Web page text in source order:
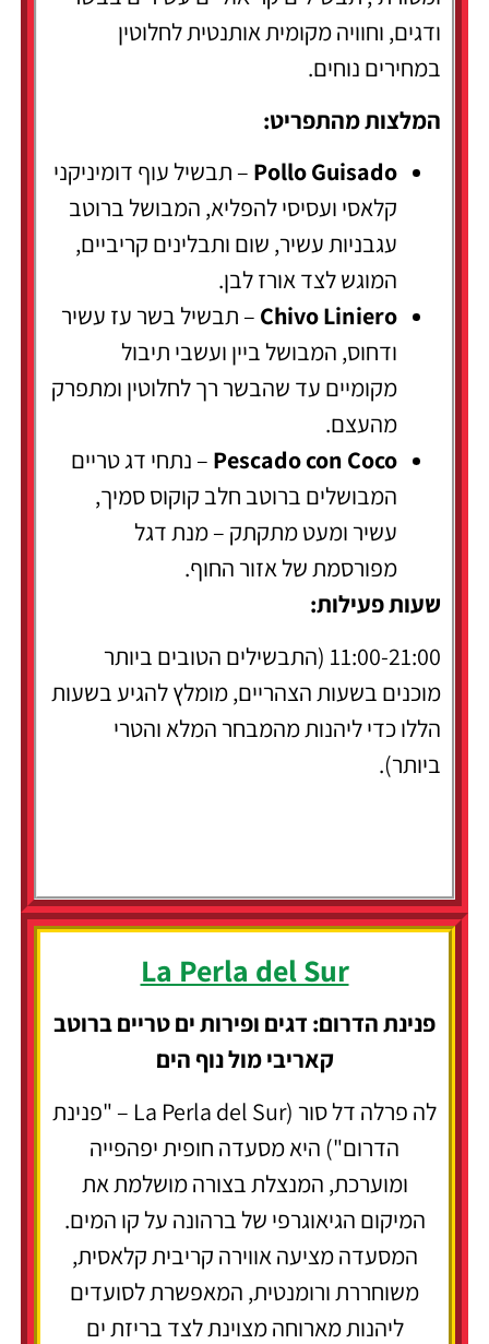
ודגים, וחוויה מקומית אותנטית לחלוטין
במחירים נוחים.
המלצות מהתפריט:
Pollo Guisado – תבשיל עוף דומיניקני
קלאסי ועסיסי להפליא, המבושל ברוטב
עגבניות עשיר, שום ותבלינים קריביים,
המוגש לצד אורז לבן.
Chivo Liniero – תבשיל בשר עז עשיר
ודחוס, המבושל ביין ועשבי תיבול
מקומיים עד שהבשר רך לחלוטין ומתפרק
מהעצם.
Pescado con Coco – נתחי דג טריים
המבושלים ברוטב חלב קוקוס סמיך,
עשיר ומעט מתקתק – מנת דגל
מפורסמת של אזור החוף.
שעות פעילות:
11:00-21:00 (התבשילים הטובים ביותר
מוכנים בשעות הצהריים, מומלץ להגיע בשעות
הללו כדי ליהנות מהמבחר המלא והטרי
ביותר).
La Perla del Sur
פנינת הדרום: דגים ופירות ים טריים ברוטב
קאריבי מול נוף הים
לה פרלה דל סור (La Perla del Sur – "פנינת
הדרום") היא מסעדה חופית יפהפייה
ומוערכת, המנצלת בצורה מושלמת את
המיקום הגיאוגרפי של ברהונה על קו המים.
המסעדה מציעה אווירה קריבית קלאסית,
משוחררת ורומנטית, המאפשרת לסועדים
ליהנות מארוחה מצוינת לצד בריזת ים